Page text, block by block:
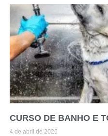
CURSO DE BANHO E
4 de abril de 2026